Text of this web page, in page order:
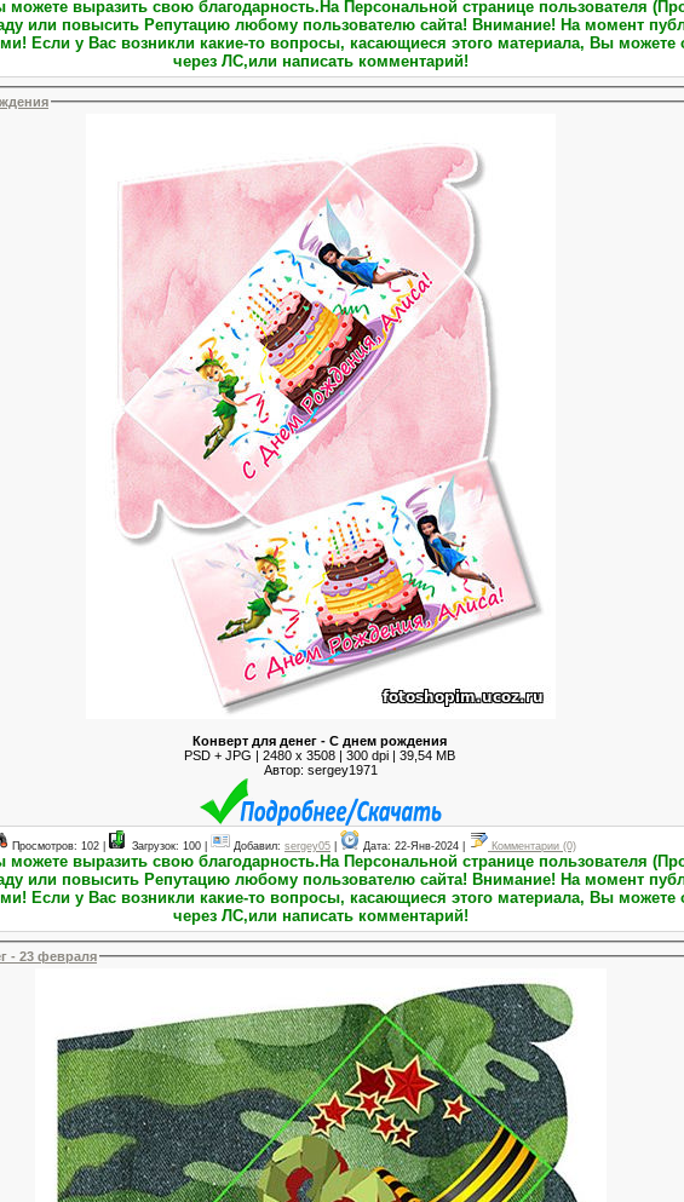
Репутацию любому пользователю сайта! Внимание! На момент публикации материалов
Если у Вас возникли какие-то вопросы, касающиеся этого материала, Вы можете
через ЛС,или написать комментарий!
Конверт для денег - С днем рождения
PSD + JPG | 2480 x 3508 | 300 dpi | 39,54 MB
Автор: sergey1971
Просмотров: 102 | Загрузок: 100 | Добавил: sergey05 Дата: 22-Янв-2024 Комментарии (0)
Репутацию любому пользователю сайта! Внимание! На момент публикации материалов
Если у Вас возникли какие-то вопросы, касающиеся этого материала, Вы можете
через ЛС,или написать комментарий!
- 23 февраля